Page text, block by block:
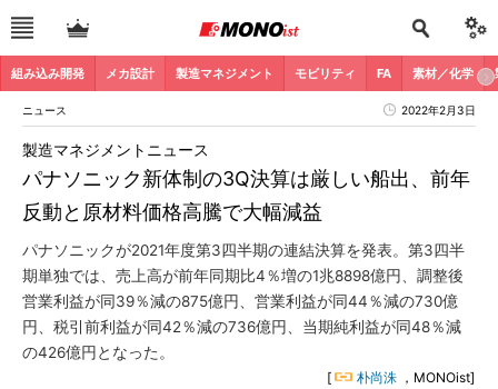
組み込み開発 メカ設計 製造マネジメント モビリティ FA 素材／化学
ニュース 2022年2月3日
パナソニック新体制の3Q決算は厳しい船出、前年
反動と原材料価格高騰で大幅減益
製造マネジメントニュース
パナソニックが2021年度第3四半期の連結決算を発表。第3四半
期単独では、売上高が前年同期比4％増の1兆8898億円、調整後
営業利益が同39％減の875億円、営業利益が同44％減の730億
円、税引前利益が同42％減の736億円、当期純利益が同48％減
の426億円となった。
[ 朴尚洙 ，MONOist]